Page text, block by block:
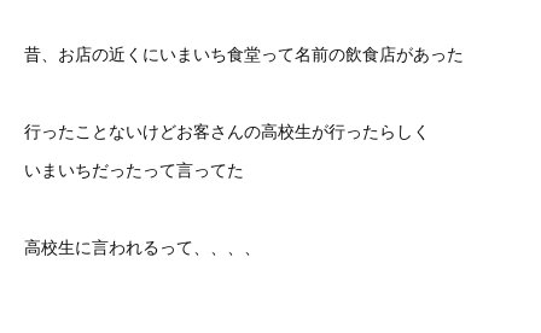
昔、お店の近くにいまいち食堂って名前の飲食店があった
行ったことないけどお客さんの高校生が行ったらしく
いまいちだったって言ってた
高校生に言われるって、、、、